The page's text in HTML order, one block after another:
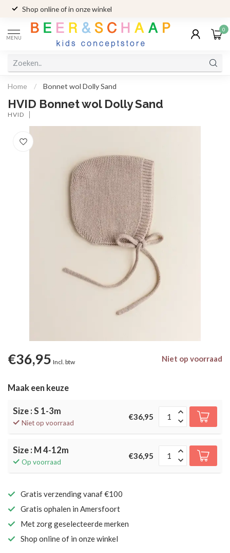
Shop online of in onze winkel
MENU
0
Home / Bonnet wol Dolly Sand
HVID Bonnet wol Dolly Sand
HVID
€36,95 Incl. btw Niet op voorraad
Maak een keuze
Size : S 1-3m
Niet op voorraad
€36,95
Size : M 4-12m
Op voorraad
€36,95
Gratis verzending vanaf €100
Gratis ophalen in Amersfoort
Met zorg geselecteerde merken
Shop online of in onze winkel